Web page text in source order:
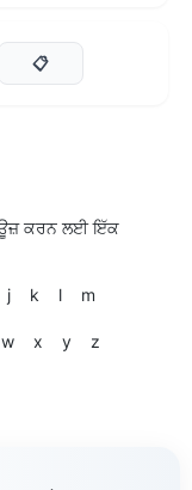
📋
ਕਰਨ ਲਈ ਇੱਕ
j k l m
w x y z